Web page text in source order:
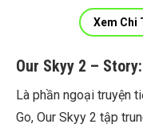
Xem Chi
Our Skyy 2 –
Là phần ngoại truyện
Go, Our Skyy 2 tập